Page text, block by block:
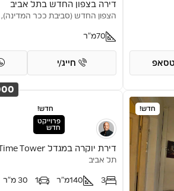
דירה בצפון החדש בתל אביב
הצפון החדש (סביבת ככר המדינה),
70מ"ר
חייג/י
חדש!
חדש!
פרוייקט
חדש
דירת יוקרה במגדל Time Tower – רמת גן
תל אביב
3
140מ"ר 1 30 מ"ר